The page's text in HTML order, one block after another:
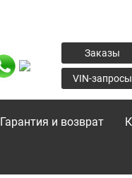
Заказы
VIN-запросы
Гарантия и возврат